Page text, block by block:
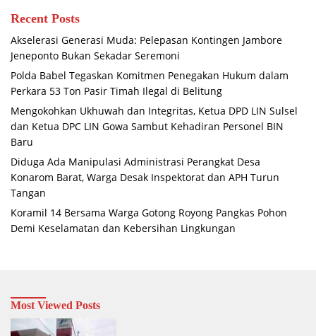
Recent Posts
Akselerasi Generasi Muda: Pelepasan Kontingen Jambore
Jeneponto Bukan Sekadar Seremoni
Polda Babel Tegaskan Komitmen Penegakan Hukum dalam
Perkara 53 Ton Pasir Timah Ilegal di Belitung
Mengokohkan Ukhuwah dan Integritas, Ketua DPD LIN Sulsel
dan Ketua DPC LIN Gowa Sambut Kehadiran Personel BIN
Baru
Diduga Ada Manipulasi Administrasi Perangkat Desa
Konarom Barat, Warga Desak Inspektorat dan APH Turun
Tangan
Koramil 14 Bersama Warga Gotong Royong Pangkas Pohon
Demi Keselamatan dan Kebersihan Lingkungan
Most Viewed Posts